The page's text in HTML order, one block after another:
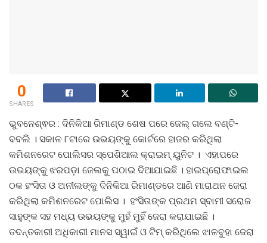
0
SHARES
ଭୁବନେଶ୍ଵର : ଦିନିକିଆ ରିମାଣ୍ଡ ଶେଷ ପରେ ଜେଲ୍ ଗଲେ ବଣ୍ଟି-
ବବଲି । ସକାଳ ୮ଟାରେ ଉଭୟଙ୍କୁ କୋର୍ଟରେ ହାଜର କରିଥିଲା
କମିଶନରେଟ ପୋଲିସର ସ୍ପେଶିଆଲ କ୍ରାଇମ୍ ୟୁନିଟ । ଏହାପରେ
ଉଭୟଙ୍କୁ ଝରପଡ଼ା ଜେଲକୁ ପଠାଇ ଦିଆଯାଇଛି । ହାଇପ୍ରୋଫାଇଲ
ଠକ ହଂସିତା ଓ ଅନୀଲଙ୍କୁ ଦିନିକିଆ ରିମାଣ୍ଡରେ ଆଣି ମାରାଥନ ଜେରା
କରିଥିଲା କମିଶନରେଟ ପୋଲିସ । ହଂସିତାଙ୍କ ପ୍ରଥମ ସ୍ବାମୀ ସରୋଜ
ସାହୁଙ୍କ ସହ ମଧ୍ୟ ଉଭୟଙ୍କୁ ମୁହଁ ମୁହିଁ ଜେରା କରାଯାଇଛି ।
ତଦନ୍ତକାରୀ ଅଧିକାରୀ ମାନସ ସ୍ୱାଇଁ ଓ ଟିମ୍ କରିଥିଲେ ଝାଳବୁହା ଜେରା